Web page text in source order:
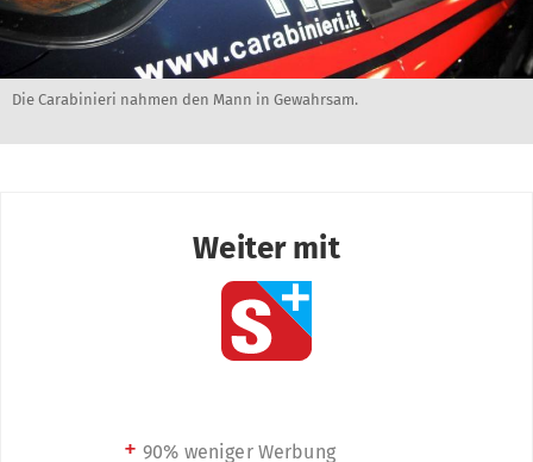
Die Carabinieri nahmen den Mann in Gewahrsam.